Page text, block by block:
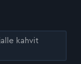
kahvit